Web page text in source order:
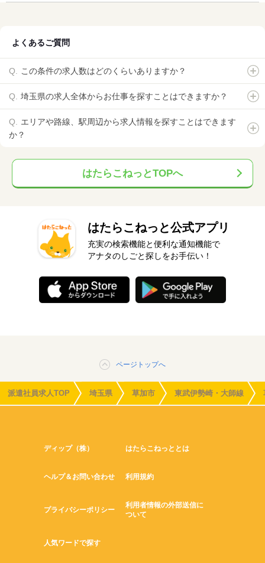
よくあるご質問
この条件の求人数はどのくらいありますか？
埼玉県の求人全体からお仕事を探すことはできますか？
エリアや路線、駅周辺から求人情報を探すことはできます
か？
はたらこねっとTOPへ
はたらこねっと公式アプリ
充実の検索機能と便利な通知機能で
アナタのしごと探しをお手伝い！
ページトップへ
派遣社員求人TOP 埼玉県 草加市 東武伊勢崎・大師線
ディップ（株） はたらこねっととは
ヘルプ＆お問い合わせ 利用規約
プライバシーポリシー
利用者情報の外部送信に
ついて
人気ワードで探す